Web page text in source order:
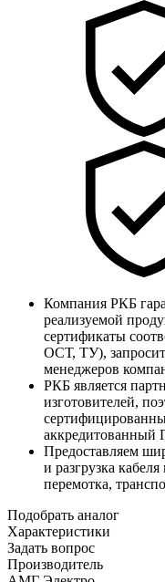
Компания РКБ
реализуемой
сертификаты
ОСТ, ТУ),
менеджеров
РКБ является
изготовителей,
аккредитованный
Предоставляем
и разгрузка
перемотка,
Подобрать аналог
Характеристики
Задать вопрос
Производитель